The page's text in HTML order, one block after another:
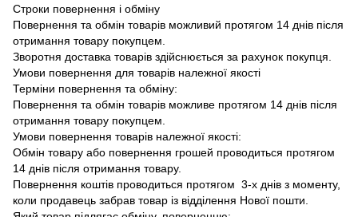
Строки повернення і обміну
Повернення та обмін товарів можливий протягом 14 днів після
отримання товару покупцем.
Зворотня доставка товарів здійснюється за рахунок покупця.
Умови повернення для товарів належної якості
Терміни повернення та обміну:
Повернення та обмін товарів можливе протягом 14 днів після
отримання товару покупцем.
Умови повернення товарів належної якості:
Обмін товару або повернення грошей проводиться протягом
14 днів після отримання товару.
Повернення коштів проводиться протягом 3-х днів з моменту,
коли продавець забрав товар із відділення Нової пошти.